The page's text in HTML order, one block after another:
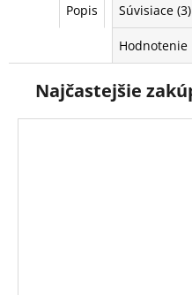
Popis Súvisiace (3)
Hodnotenie
Najčastejšie